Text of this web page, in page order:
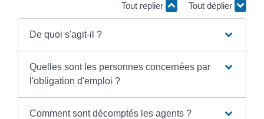
Tout replier Tout déplier
De quoi s'agit-il ?
Quelles sont les personnes concernées par
l'obligation d'emploi ?
Comment sont décomptés les agents ?